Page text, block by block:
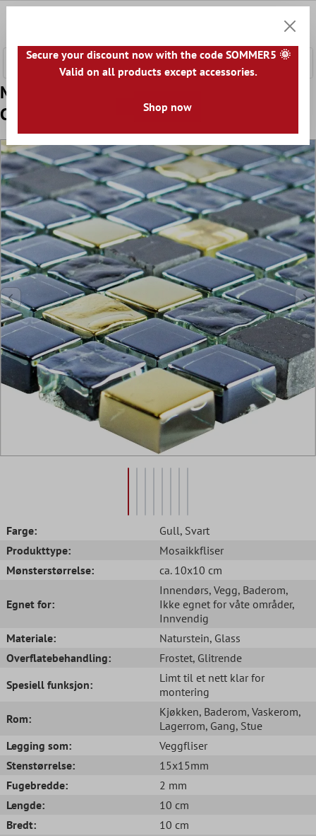
Mønster fra Glass Naturstein Mosaikkfliser
Cooktown Svart Gull
Farge: Gull, Svart
Produkttype:
Mosaikkfliser
Mønsterstørrelse:
ca. 10x10 cm
Egnet for:
Innendørs, Vegg, Baderom,
Ikke egnet for våte områder,
Innvendig
Materiale:
Naturstein, Glass
Overflatebehandling:
Frostet, Glitrende
Spesiell funksjon:
Limt til et nett klar for
montering
Rom:
Kjøkken, Baderom, Vaskerom,
Lagerrom, Gang, Stue
Legging som:
Veggfliser
Stenstørrelse:
15x15mm
Fugebredde:
2 mm
Lengde:
10 cm
Bredt:
10 cm
Secure your discount now with the code SOMMER5 🌞
Valid on all products except accessories.
Shop now